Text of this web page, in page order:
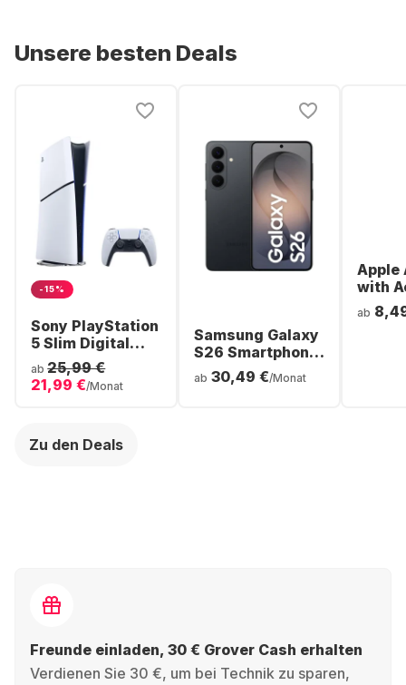
Unsere besten Deals
-15%
Sony PlayStation
5 Slim Digital
Console
ab 25,99 €
21,99 €/Monat
Samsung Galaxy
S26 Smartphone
- 256GB - Dual
SIM
ab 30,49 €/Monat
Apple
with
Noise
ab
Zu den Deals
Freunde einladen, 30 € Grover Cash erhalten
Verdienen Sie 30 €, um bei Technik zu sparen,